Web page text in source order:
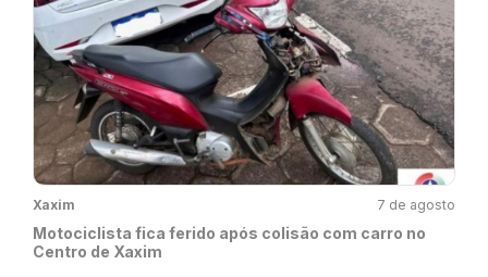
Xaxim 7 de agosto
Motociclista fica ferido após colisão com carro no
Centro de Xaxim